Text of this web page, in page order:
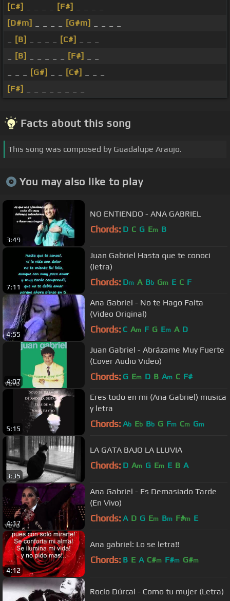
[C#]
[F#]
[D#m]
[G#m]
[B] [C#]
[B] [F#]
[G#] [C#]
[F#]
Facts about this song
This song was composed by Guadalupe Araujo.
You may also like to play
3:49
NO ENTIENDO - ANA GABRIEL
Chords: D C G Em B
7:11
Juan Gabriel Hasta que te conoci
(letra)
Chords: Dm A Bb Gm E C F
4:55
Ana Gabriel - No te Hago Falta
(Video Original)
Chords: C Am F G Em A D
4:07
Juan Gabriel - Abrázame Muy Fuerte
(Cover Audio Video)
Chords: G Em D B Am C F#
5:15
Eres todo en mi (Ana Gabriel) musica
y letra
Chords: Ab Eb Bb G Fm Cm Gm
3:35
LA GATA BAJO LA LLUVIA
Chords: D Am G Em E B A
4:17
Ana Gabriel - Es Demasiado Tarde
(En Vivo)
Chords: A D G Em Bm F#m E
4:12
Ana gabriel: Lo se letra!!
Chords: B E A C#m F#m G#m
Rocío Dúrcal - Como tu mujer (Letra)